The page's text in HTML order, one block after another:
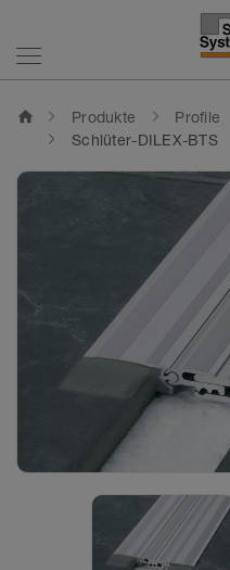
home Produkte Profile
Schlüter-DILEX-BTS